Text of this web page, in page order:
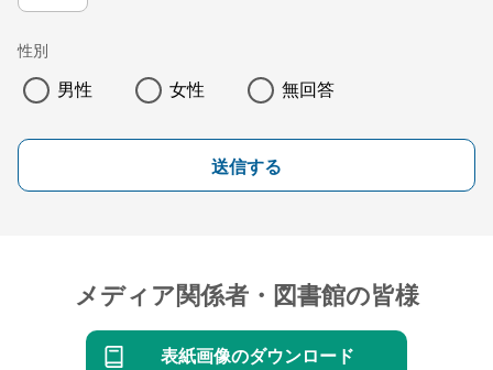
性別
男性 女性 無回答
送信する
メディア関係者・図書館の皆様
表紙画像のダウンロード